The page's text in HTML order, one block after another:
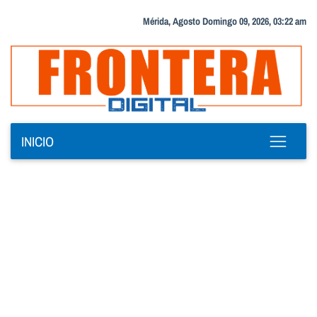
Mérida, Agosto Domingo 09, 2026, 03:22 am
INICIO